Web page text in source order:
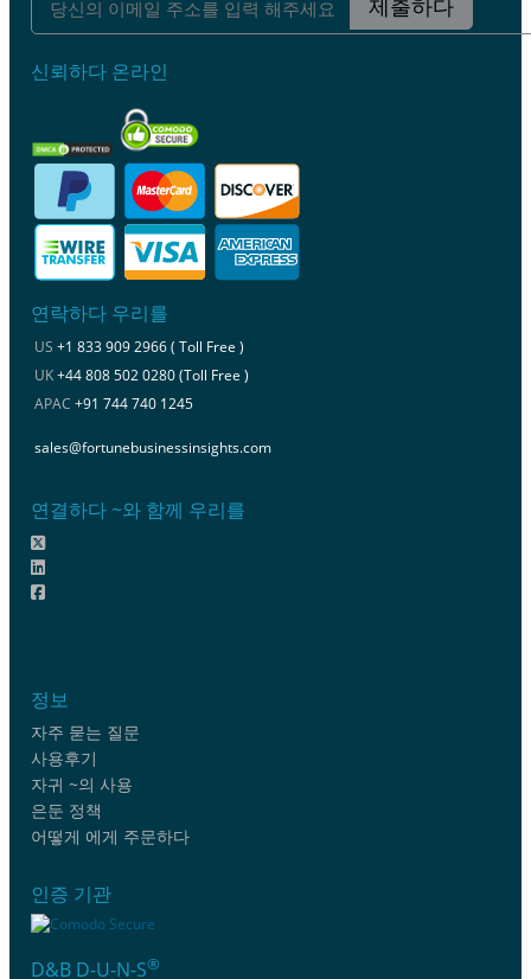
제출하다
신뢰하다 온라인
연락하다 우리를
US +1 833 909 2966 ( Toll Free )
UK+44 808 502 0280 (Toll Free )
APAC +91 744 740 1245
sales@fortunebusinessinsights.com
연결하다 ~와 함께 우리를
정보
자주 묻는 질문
사용후기
자귀 ~의 사용
은둔 정책
어떻게 에게 주문하다
인증 기관
D&B D-U-N-S®